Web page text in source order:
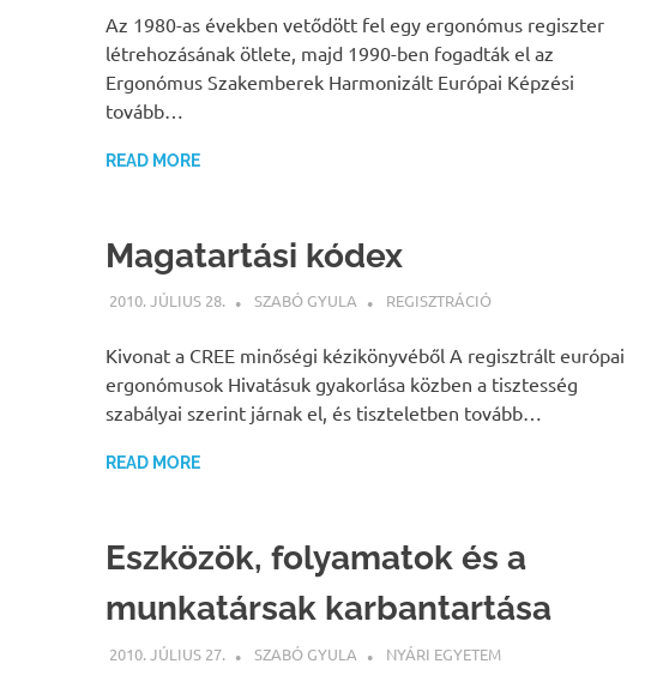
Az 1980-as években vetődött fel egy ergonómus regiszter
létrehozásának ötlete, majd 1990-ben fogadták el az
Ergonómus Szakemberek Harmonizált Európai Képzési
tovább…
READ MORE
Magatartási kódex
2010. JÚLIUS 28. SZABÓ GYULA REGISZTRÁCIÓ
Kivonat a CREE minőségi kézikönyvéből A regisztrált európai
ergonómusok Hivatásuk gyakorlása közben a tisztesség
szabályai szerint járnak el, és tiszteletben tovább…
READ MORE
Eszközök, folyamatok és a
munkatársak karbantartása
2010. JÚLIUS 27. SZABÓ GYULA NYÁRI EGYETEM